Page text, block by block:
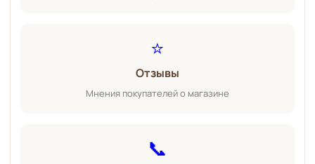
⭐
Отзывы
Мнения покупателей о магазине
📞